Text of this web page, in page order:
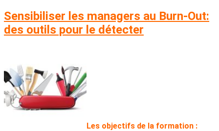
Sensibiliser les managers au Burn-Out:
des outils pour le détecter
Les objectifs de la formation :